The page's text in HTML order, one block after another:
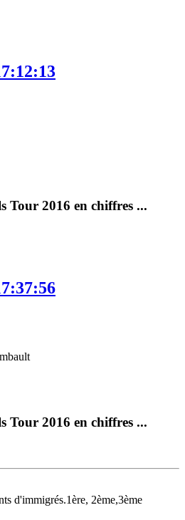
Tour 2016 en chiffres ...
Tour 2016 en chiffres ...
d'immigrés.1ère, 2ème,3ème